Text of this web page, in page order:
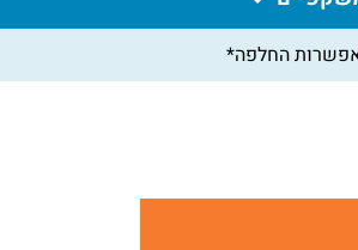
החלפה*